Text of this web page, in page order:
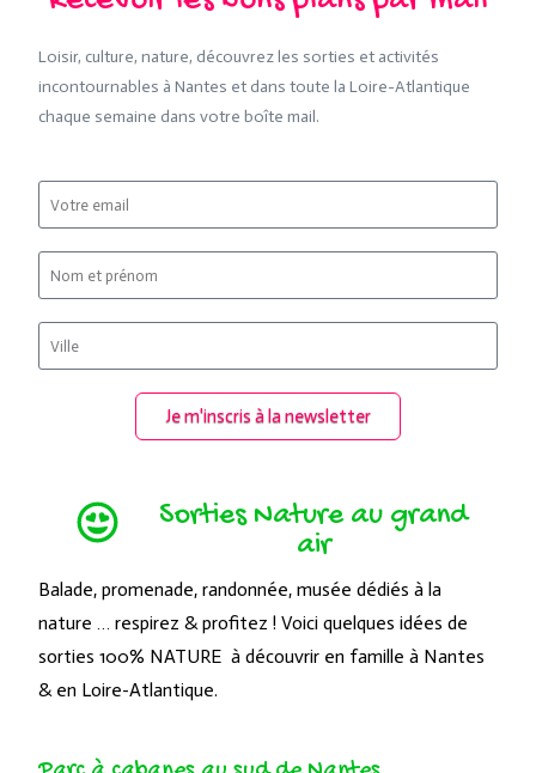
Loisir, culture, nature, découvrez les sorties et activités
incontournables à Nantes et dans toute la Loire-Atlantique
chaque semaine dans votre boîte mail.
Je m'inscris à la newsletter
Sorties Nature au grand
air
Balade, promenade, randonnée, musée dédiés à la
nature … respirez & profitez ! Voici quelques idées de
sorties 100% NATURE à découvrir en famille à Nantes
& en Loire-Atlantique.